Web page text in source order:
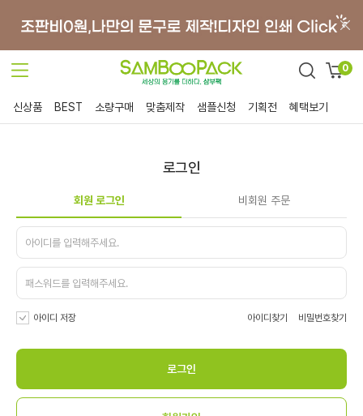
0
신상품 BEST 소량구매 맞춤제작 샘플신청 기획전 혜택보기
로그인
회원 로그인 비회원 주문
아이디 저장 아이디찾기 비밀번호찾기